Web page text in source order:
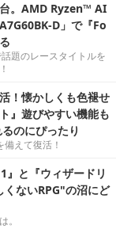
。AMD Ryzen™ AI
D」で『Fo
題のレースタイトルを
！懐かしくも色褪せ
』遊びやすい機能も
のにぴったり
えて復活！
』と『ウィザードリ
ないRPG"の沼にど
。